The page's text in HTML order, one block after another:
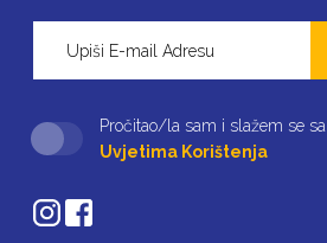
Pročitao/la sam i slažem se sa
Uvjetima Korištenja